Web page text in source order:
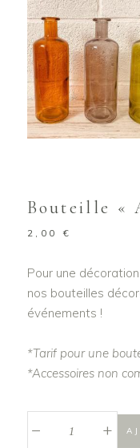
Bouteille «
2,00 €
Pour une
nos bouteilles
événements !
*Tarif pour une
*Accessoires non
+